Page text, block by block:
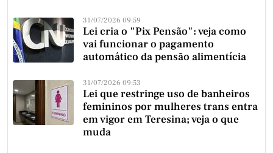
31/07/2026 09:59
Lei cria o "Pix Pensão": veja como
vai funcionar o pagamento
automático da pensão alimentícia
31/07/2026 09:53
Lei que restringe uso de banheiros
femininos por mulheres trans entra
em vigor em Teresina; veja o que
muda